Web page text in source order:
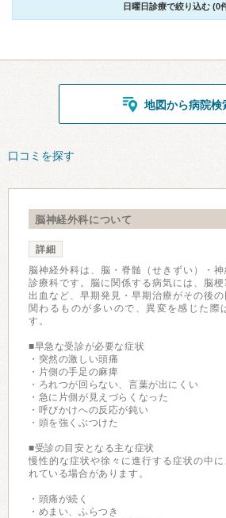
日曜日診療で絞り込む (0
地図から病院検
口コミを探す
脳神経外科について
詳細
脳神経外科は、脳・脊髄（せきずい）・
診療科です。脳に関係する病気には、脳
出血など、早期発見・早期治療がその後の
関わるものが多いので、異変を感じた際
す。
■早急な受診が必要な症状
・突然の激しい頭痛
・片側の手足の麻痺
・ろれつが回らない、言葉が出にくい
・急に片側が見えづらくなった
・呼びかけへの反応が鈍い
・頭を強くぶつけた
■受診の目安となる主な症状
慢性的な症状や徐々に進行する症状の中
れている場合があります。
・頭痛が続く
・めまい、ふらつき